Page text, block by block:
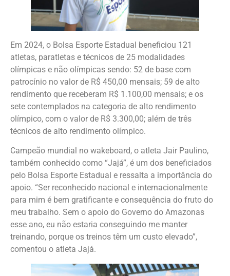
Em 2024, o Bolsa Esporte Estadual beneficiou 121
atletas, paratletas e técnicos de 25 modalidades
olímpicas e não olímpicas sendo: 52 de base com
patrocínio no valor de R$ 450,00 mensais; 59 de alto
rendimento que receberam R$ 1.100,00 mensais; e os
sete contemplados na categoria de alto rendimento
olímpico, com o valor de R$ 3.300,00; além de três
técnicos de alto rendimento olímpico.
Campeão mundial no wakeboard, o atleta Jair Paulino,
também conhecido como “Jajá”, é um dos beneficiados
pelo Bolsa Esporte Estadual e ressalta a importância do
apoio. “Ser reconhecido nacional e internacionalmente
para mim é bem gratificante e consequência do fruto do
meu trabalho. Sem o apoio do Governo do Amazonas
esse ano, eu não estaria conseguindo me manter
treinando, porque os treinos têm um custo elevado”,
comentou o atleta Jajá.